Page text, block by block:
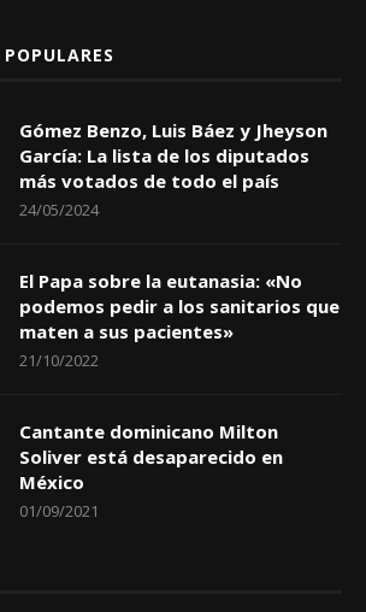
Gómez Benzo, Luis Báez y Jheyson
García: La lista de los diputados
más votados de todo el país
24/05/2024
El Papa sobre la eutanasia: «No
podemos pedir a los sanitarios que
maten a sus pacientes»
21/10/2022
Cantante dominicano Milton
Soliver está desaparecido en
México
01/09/2021